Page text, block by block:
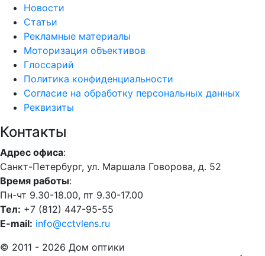
Новости
Статьи
Рекламные материалы
Моторизация объективов
Глоссарий
Политика конфиденциальности
Согласие на обработку персональных данных
Реквизиты
Контакты
Адрес офиса:
Санкт-Петербург, ул. Маршала Говорова, д. 52
Время работы:
Пн-чт 9.30-18.00, пт 9.30-17.00
Тел: +7 (812) 447-95-55
E-mail: info@cctvlens.ru
© 2011 - 2026 Дом оптики